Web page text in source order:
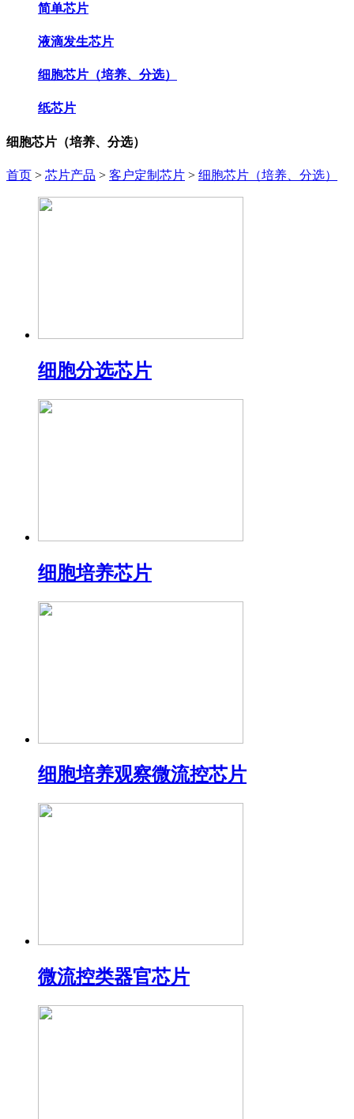
简单芯片
液滴发生芯片
细胞芯片（培养、分选）
纸芯片
细胞芯片（培养、分选）
首页 > 芯片产品 > 客户定制芯片 > 细胞芯片（培养、分选）
细胞分选芯片
细胞培养芯片
细胞培养观察微流控芯片
微流控类器官芯片